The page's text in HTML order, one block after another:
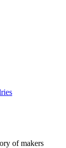
of makers